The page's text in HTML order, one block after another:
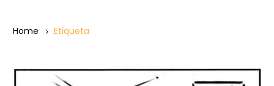
Home Etiqueta
¿Para